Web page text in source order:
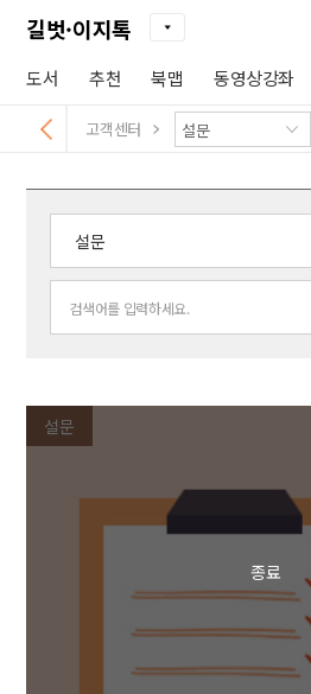
길벗·이지톡
도서 추천 북맵 동영상강좌
고객센터
설문